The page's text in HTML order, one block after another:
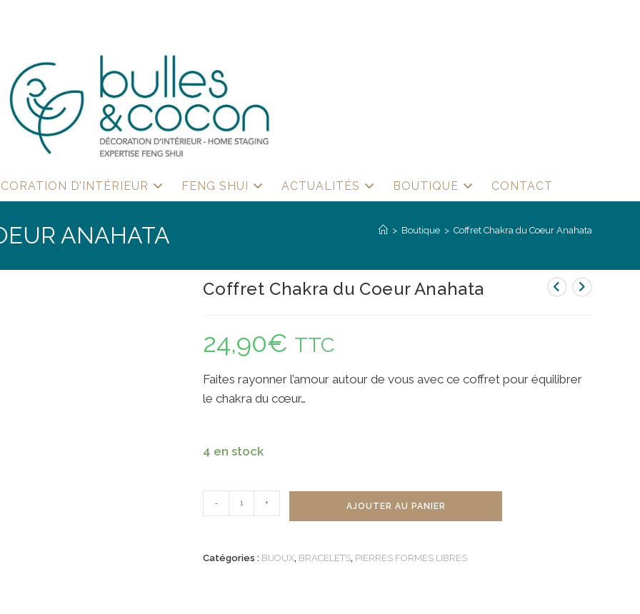
D’INTÉRIEUR FENG SHUI ACTUALITÉS BOUTIQUE CONTACT
ANAHATA > Boutique > Coffret Chakra du Coeur Anahata
Coffret Chakra du Coeur Anahata
24,90€ TTC
Faites rayonner l’amour autour de vous avec ce coffret pour équilibrer
le chakra du cœur…
4 en stock
de
du
- + AJOUTER AU PANIER
Catégories : BIJOUX, BRACELETS, PIERRES FORMES LIBRES